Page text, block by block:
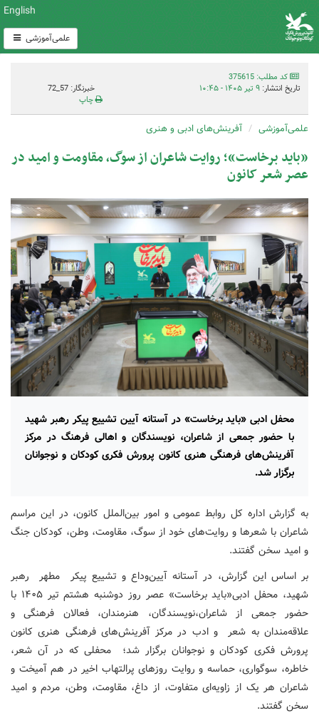
English
علمی‌آموزشی
کد مطلب: 375615
تاریخ انتشار: ۹ تیر ۱۴۰۵ - ۱۰:۴۵
خبرنگار: 57_72
چاپ
علمی‌آموزشی آفرینش‌های ادبی و هنری
«باید برخاست»؛ روایت شاعران از سوگ، مقاومت و امید در
عصر شعر کانون
محفل ادبی «باید برخاست» در آستانه آیین تشییع پیکر رهبر شهید
با حضور جمعی از شاعران، نویسندگان و اهالی فرهنگ در مرکز
آفرینش‌های فرهنگی هنری کانون پرورش فکری کودکان و نوجوانان
برگزار شد.
به گزارش اداره کل روابط عمومی و امور بین‌الملل کانون، در این مراسم
شاعران با شعرها و روایت‌های خود از سوگ، مقاومت، وطن، کودکان جنگ
و امید سخن گفتند.
بر اساس این گزارش، در آستانه آیین‌وداع و تشییع پیکر مطهر رهبر
شهید، محفل ادبی«باید برخاست» عصر روز دوشنبه هشتم تیر ۱۴۰۵ با
حضور جمعی از شاعران،‌نویسندگان،‌ هنرمندان، فعالان فرهنگی و
علاقه‌مندان به شعر و ادب در مرکز آفرینش‌های فرهنگی هنری کانون
پرورش فکری کودکان و نوجوانان برگزار شد؛‌ محفلی که در آن شعر،
خاطره، سوگواری، حماسه و روایت روزهای پرالتهاب اخیر در هم آمیخت و
شاعران هر یک از زاویه‌ای متفاوت، از داغ، مقاومت، وطن، مردم و امید
سخن گفتند.